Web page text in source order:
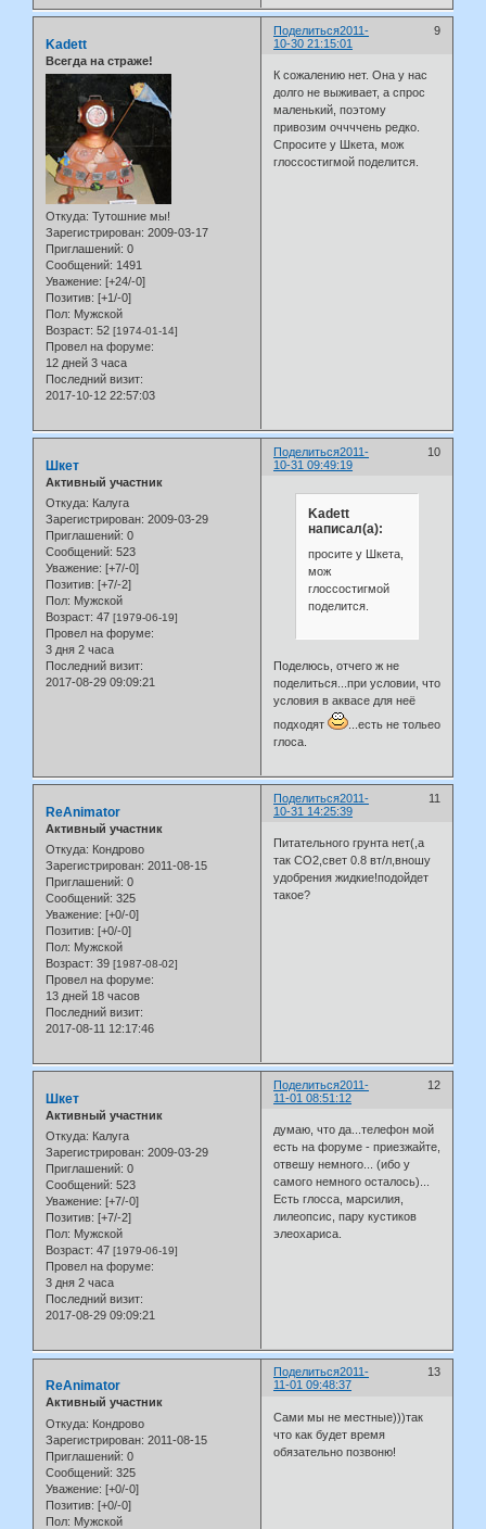
Поделиться 9
2011-
10-30 21:15:01
Kadett
Всегда на страже!
Откуда: Тутошние мы!
Зарегистрирован: 2009-03-17
Приглашений: 0
Сообщений: 1491
Уважение: [+24/-0]
Позитив: [+1/-0]
Пол: Мужской
Возраст: 52 [1974-01-14]
Провел на форуме:
12 дней 3 часа
Последний визит:
2017-10-12 22:57:03
К сожалению нет. Она у нас
долго не выживает, а спрос
маленький, поэтому
привозим оччччень редко.
Спросите у Шкета, мож
глоссостигмой поделится.
Поделиться 10
2011-
10-31 09:49:19
Шкет
Активный участник
Откуда: Калуга
Зарегистрирован: 2009-03-29
Приглашений: 0
Сообщений: 523
Уважение: [+7/-0]
Позитив: [+7/-2]
Пол: Мужской
Возраст: 47 [1979-06-19]
Провел на форуме:
3 дня 2 часа
Последний визит:
2017-08-29 09:09:21
Kadett
написал(а):
просите у Шкета,
мож
глоссостигмой
поделится.
Поделюсь, отчего ж не
поделиться...при условии, что
условия в аквасе для неё
подходят
...есть не тольео
глоса.
Поделиться 11
2011-
10-31 14:25:39
ReAnimator
Активный участник
Откуда: Кондрово
Зарегистрирован: 2011-08-15
Приглашений: 0
Сообщений: 325
Уважение: [+0/-0]
Позитив: [+0/-0]
Пол: Мужской
Возраст: 39 [1987-08-02]
Провел на форуме:
13 дней 18 часов
Последний визит:
2017-08-11 12:17:46
Питательного грунта нет(,а
так СО2,свет 0.8 вт/л,вношу
удобрения жидкие!подойдет
такое?
Поделиться 12
2011-
11-01 08:51:12
Шкет
Активный участник
Откуда: Калуга
Зарегистрирован: 2009-03-29
Приглашений: 0
Сообщений: 523
Уважение: [+7/-0]
Позитив: [+7/-2]
Пол: Мужской
Возраст: 47 [1979-06-19]
Провел на форуме:
3 дня 2 часа
Последний визит:
2017-08-29 09:09:21
думаю, что да...телефон мой
есть на форуме - приезжайте,
отвешу немного... (ибо у
самого немного осталось)...
Есть глосса, марсилия,
лилеопсис, пару кустиков
элеохариса.
Поделиться 13
2011-
11-01 09:48:37
ReAnimator
Активный участник
Откуда: Кондрово
Зарегистрирован: 2011-08-15
Приглашений: 0
Сообщений: 325
Уважение: [+0/-0]
Позитив: [+0/-0]
Пол: Мужской
Сами мы не местные)))так
что как будет время
обязательно позвоню!